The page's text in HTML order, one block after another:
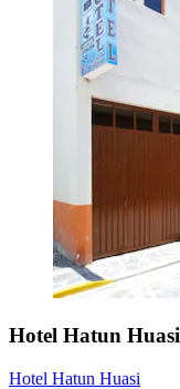
Hotel Hatun Huasi
Hotel Hatun Huasi